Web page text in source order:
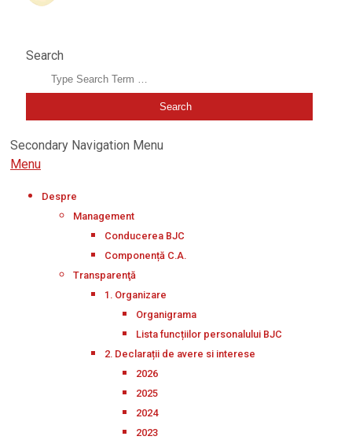
Search
Secondary Navigation Menu
Menu
Despre
Management
Conducerea BJC
Componență C.A.
Transparenţă
1. Organizare
Organigrama
Lista funcțiilor personalului BJC
2. Declarații de avere si interese
2026
2025
2024
2023